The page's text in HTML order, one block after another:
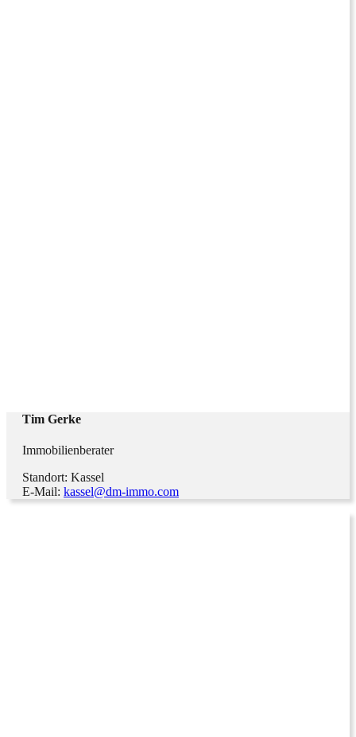
Tim Gerke
Immobilienberater
Standort: Kassel
E-Mail: kassel@dm-immo.com